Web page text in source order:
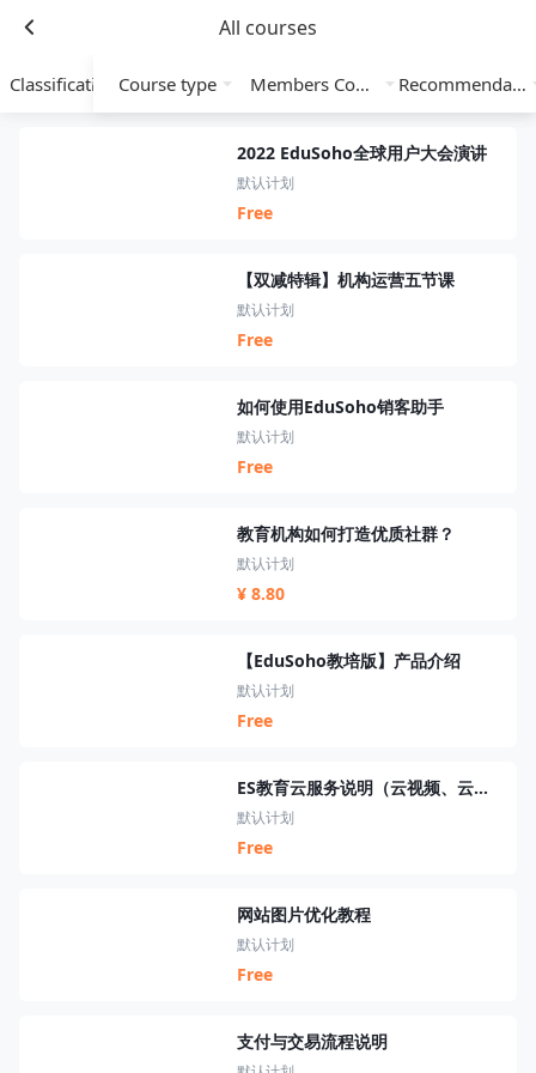
All courses
Classification Course type Members Course Recommendation
2022 EduSoho全球用户大会演讲
默认计划
Free
【双减特辑】机构运营五节课
默认计划
Free
如何使用EduSoho销客助手
默认计划
Free
教育机构如何打造优质社群？
默认计划
¥ 8.80
【EduSoho教培版】产品介绍
默认计划
Free
ES教育云服务说明（云视频、云短信、云资源、云搜索、云直播）
默认计划
Free
网站图片优化教程
默认计划
Free
支付与交易流程说明